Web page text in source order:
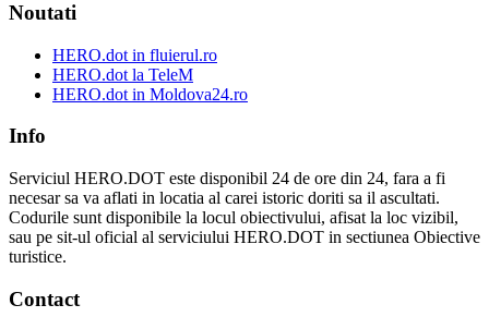
Noutati
HERO.dot in fluierul.ro
HERO.dot la TeleM
HERO.dot in Moldova24.ro
Info
Serviciul HERO.DOT este disponibil 24 de ore din 24, fara a fi
necesar sa va aflati in locatia al carei istoric doriti sa il ascultati.
Codurile sunt disponibile la locul obiectivului, afisat la loc vizibil,
sau pe sit-ul oficial al serviciului HERO.DOT in sectiunea Obiective
turistice.
Contact